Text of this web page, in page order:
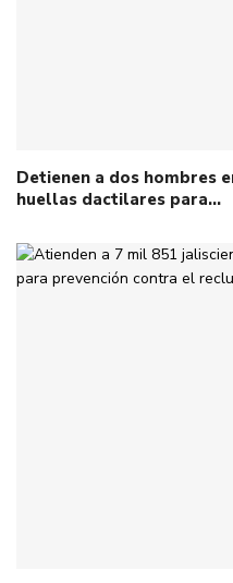
Detienen a dos hombres
huellas dactilares para…